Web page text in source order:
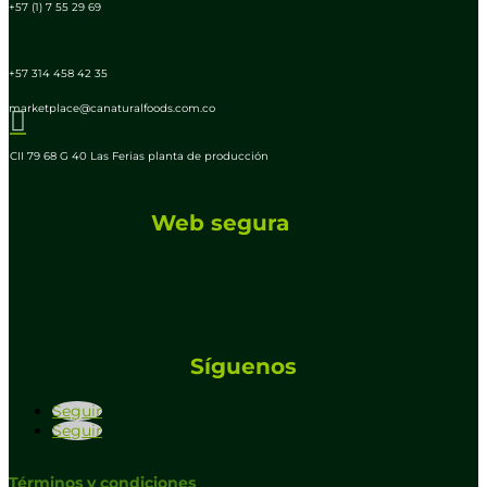
+57 (1) 7 55 29 69
+57 314 458 42 35
marketplace@canaturalfoods.com.co

CII 79 68 G 40 Las Ferias planta de producción
Web segura
Síguenos
Seguir
Seguir
Términos y condiciones